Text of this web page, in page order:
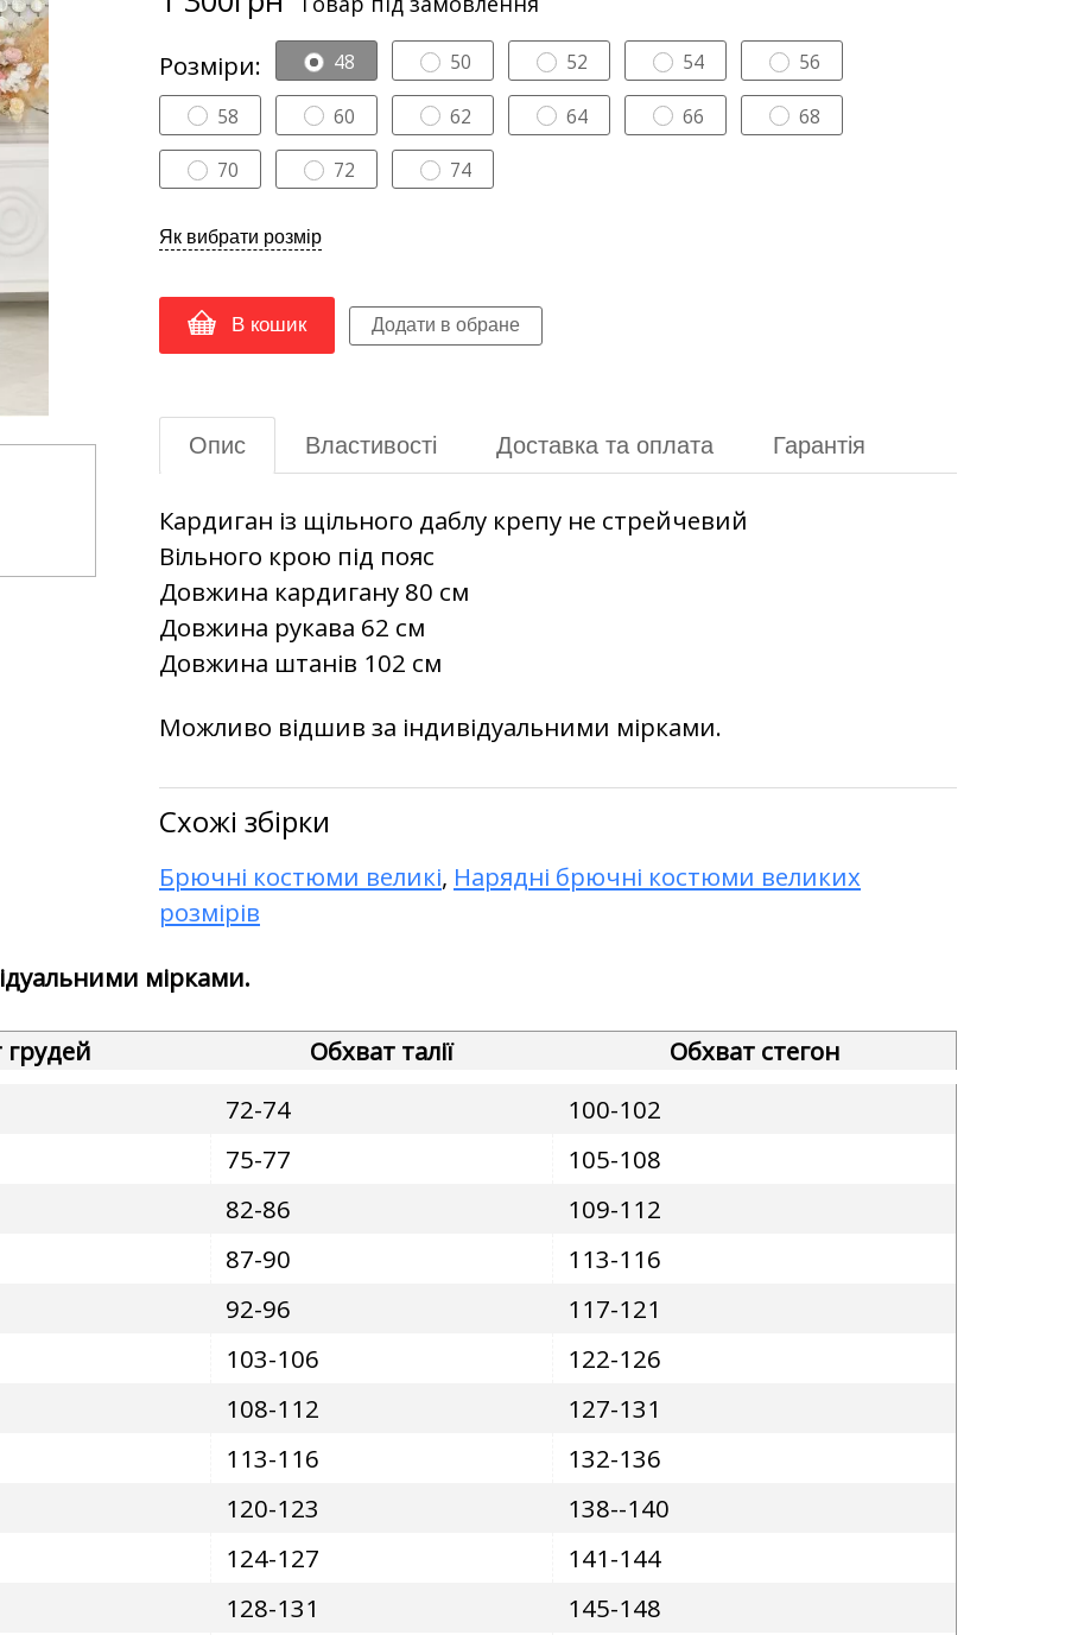
Розміри: 48 50 52 54 56
58 60 62 64 66 68
70 72 74
Як вибрати розмір
В кошик
Опис Властивості Доставка та оплата Гарантія
Кардиган із щільного даблу крепу не стрейчевий
Вільного крою під пояс
Довжина кардигану 80 см
Довжина рукава 62 см
Довжина штанів 102 см
Можливо відшив за індивідуальними мірками.
Схожі збірки
Брючні костюми великі, Нарядні брючні костюми великих
розмірів
мірками.
грудей Обхват талії
Обхват стегон
72-74
100-102
75-77
105-108
82-86
109-112
87-90
113-116
92-96
117-121
103-106
122-126
108-112
127-131
113-116
132-136
120-123
138--140
124-127
141-144
128-131
145-148